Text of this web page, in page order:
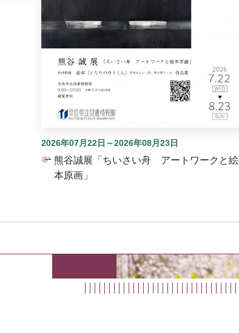
2026年07月22日～2026年08月23日
熊谷誠展「ちいさい舟 アートワークと絵
本原画」